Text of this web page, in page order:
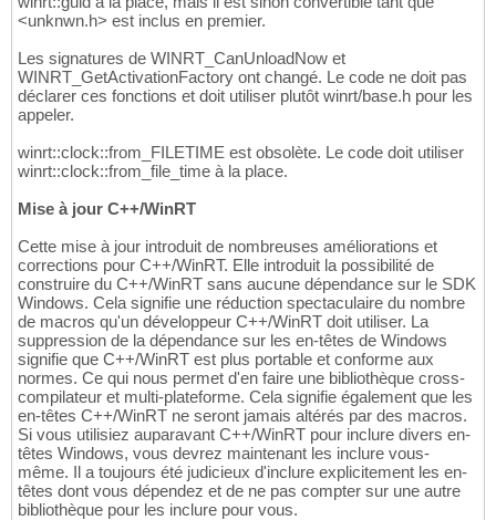
<unknwn.h> est inclus en premier.
Les signatures de WINRT_CanUnloadNow et
WINRT_GetActivationFactory ont changé. Le code ne doit pas
déclarer ces fonctions et doit utiliser plutôt winrt/base.h pour les
appeler.
winrt::clock::from_FILETIME est obsolète. Le code doit utiliser
winrt::clock::from_file_time à la place.
Mise à jour C++/WinRT
Cette mise à jour introduit de nombreuses améliorations et
corrections pour C++/WinRT. Elle introduit la possibilité de
construire du C++/WinRT sans aucune dépendance sur le SDK
Windows. Cela signifie une réduction spectaculaire du nombre
de macros qu'un développeur C++/WinRT doit utiliser. La
suppression de la dépendance sur les en-têtes de Windows
signifie que C++/WinRT est plus portable et conforme aux
normes. Ce qui nous permet d'en faire une bibliothèque cross-
compilateur et multi-plateforme. Cela signifie également que les
en-têtes C++/WinRT ne seront jamais altérés par des macros.
Si vous utilisiez auparavant C++/WinRT pour inclure divers en-
têtes Windows, vous devrez maintenant les inclure vous-
même. Il a toujours été judicieux d'inclure explicitement les en-
têtes dont vous dépendez et de ne pas compter sur une autre
bibliothèque pour les inclure pour vous.